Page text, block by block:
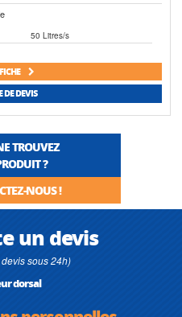
50 Litres/s
DEVIS
TROUVEZ
?
NOUS !
un devis
sous 24h)
dorsal